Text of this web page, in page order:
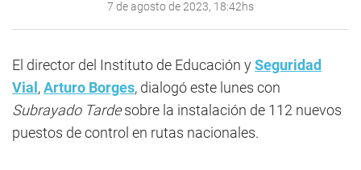
7 de agosto de 2023, 18:42hs
El director del Instituto de Educación ySeguridad
Vial ,Arturo Borges, dialogó este lunes con
Subrayado Tardesobre la instalación de 112 nuevos
puestos de control en rutas nacionales.